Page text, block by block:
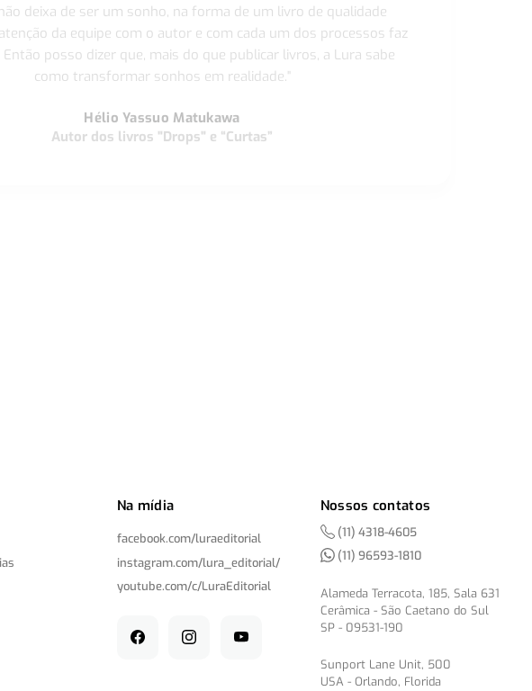
deixa de ser um sonho, na forma de um livro de qualidade
da equipe com o autor e com cada um dos processos faz
Então posso dizer que, mais do que publicar livros, a Lura sabe
como transformar sonhos em realidade."
Hélio Yassuo Matukawa
Autor dos livros "Drops" e “Curtas”
Na mídia
facebook.com/luraeditorial
instagram.com/lura_editorial/
youtube.com/c/LuraEditorial
Nossos contatos
(11) 4318-4605
(11) 96593-1810
Alameda Terracota, 185, Sala 631
Cerâmica - São Caetano do Sul
SP - 09531-190
Sunport Lane Unit, 500
USA - Orlando, Florida